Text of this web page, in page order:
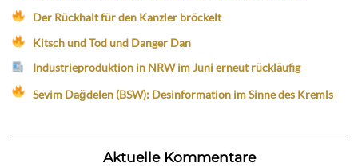
Der Rückhalt für den Kanzler bröckelt
Kitsch und Tod und Danger Dan
Industrieproduktion in NRW im Juni erneut rückläufig
Sevim Dağdelen (BSW): Desinformation im Sinne des Kremls
Aktuelle Kommentare